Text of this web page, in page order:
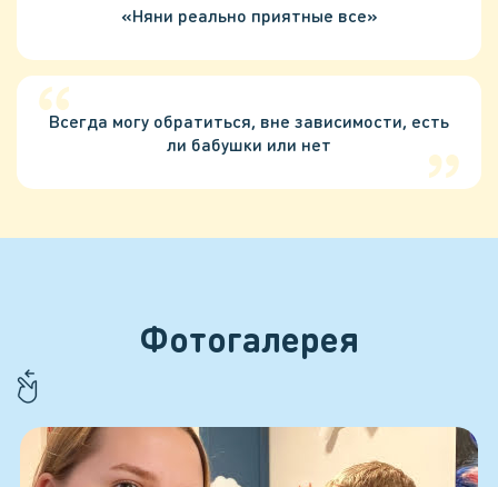
«Няни реально приятные все»
Всегда могу обратиться, вне зависимости, есть
ли бабушки или нет
Фотогалерея